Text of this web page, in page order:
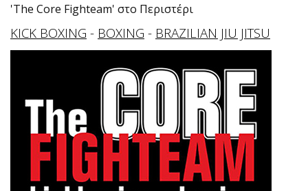
'The Core Fighteam' στο Περιστέρι
KICK BOXING - BOXING - BRAZILIAN JIU JITSU